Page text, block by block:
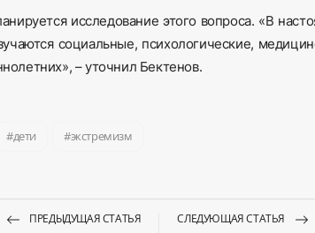
исследование этого вопроса. «В
социальные, психологические,
– уточнил Бектенов.
дети экстремизм
ПРЕДЫДУЩАЯ СТАТЬЯ СЛЕДУЮЩАЯ СТАТЬЯ